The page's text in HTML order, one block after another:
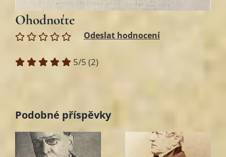
Ohodnoťte
5/5 (2)
Podobné příspěvky